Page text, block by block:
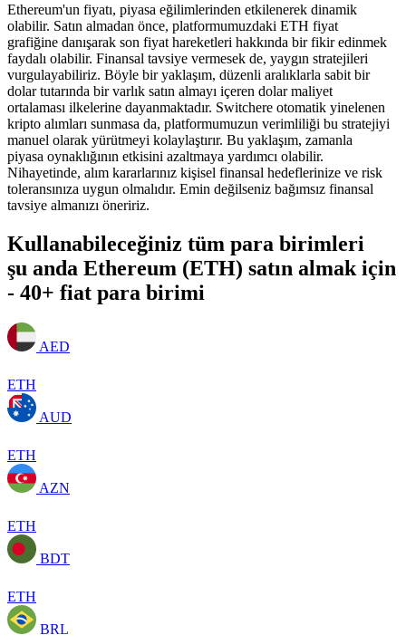
Ethereum'un fiyatı, piyasa eğilimlerinden etkilenerek dinamik
olabilir. Satın almadan önce, platformumuzdaki ETH fiyat
grafiğine danışarak son fiyat hareketleri hakkında bir fikir edinmek
faydalı olabilir. Finansal tavsiye vermesek de, yaygın stratejileri
vurgulayabiliriz. Böyle bir yaklaşım, düzenli aralıklarla sabit bir
dolar tutarında bir varlık satın almayı içeren dolar maliyet
ortalaması ilkelerine dayanmaktadır. Switchere otomatik yinelenen
kripto alımları sunmasa da, platformumuzun verimliliği bu stratejiyi
manuel olarak yürütmeyi kolaylaştırır. Bu yaklaşım, zamanla
piyasa oynaklığının etkisini azaltmaya yardımcı olabilir.
Nihayetinde, alım kararlarınız kişisel finansal hedeflerinize ve risk
toleransınıza uygun olmalıdır. Emin değilseniz bağımsız finansal
tavsiye almanızı öneririz.
Kullanabileceğiniz tüm para birimleri
şu anda Ethereum (ETH) satın almak için
- 40+ fiat para birimi
AED
ETH
AUD
ETH
AZN
ETH
BDT
ETH
BRL